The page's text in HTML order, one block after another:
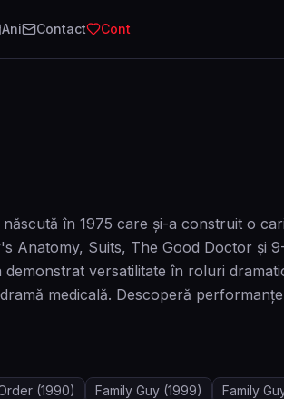
Ani Contact Cont
în 1975 care și-a construit o
Anatomy, Suits, The Good Doctor și
versatilitate în roluri
medicală. Descoperă
(1990) Family Guy (1999) Family